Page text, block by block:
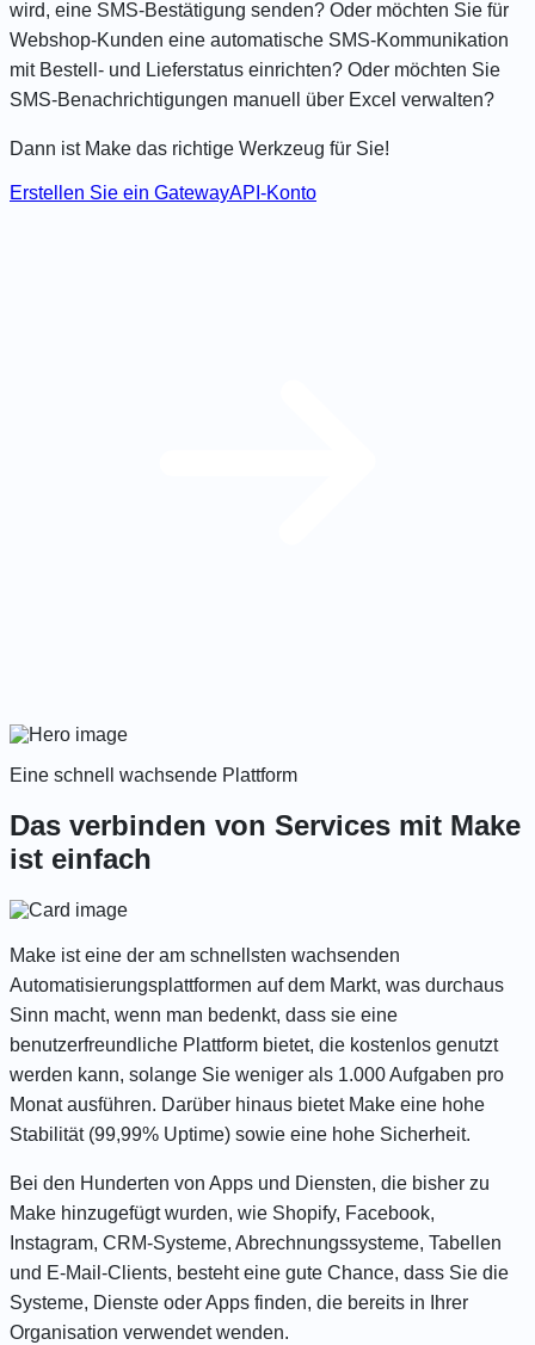
wird, eine SMS-Bestätigung senden? Oder möchten Sie für
Webshop-Kunden eine automatische SMS-Kommunikation
mit Bestell- und Lieferstatus einrichten? Oder möchten Sie
SMS-Benachrichtigungen manuell über Excel verwalten?
Dann ist Make das richtige Werkzeug für Sie!
Erstellen Sie ein GatewayAPI-Konto
Eine schnell wachsende Plattform
Das verbinden von Services mit Make
ist einfach
Make ist eine der am schnellsten wachsenden
Automatisierungsplattformen auf dem Markt, was durchaus
Sinn macht, wenn man bedenkt, dass sie eine
benutzerfreundliche Plattform bietet, die kostenlos genutzt
werden kann, solange Sie weniger als 1.000 Aufgaben pro
Monat ausführen. Darüber hinaus bietet Make eine hohe
Stabilität (99,99% Uptime) sowie eine hohe Sicherheit.
Bei den Hunderten von Apps und Diensten, die bisher zu
Make hinzugefügt wurden, wie Shopify, Facebook,
Instagram, CRM-Systeme, Abrechnungssysteme, Tabellen
und E-Mail-Clients, besteht eine gute Chance, dass Sie die
Systeme, Dienste oder Apps finden, die bereits in Ihrer
Organisation verwendet wenden.